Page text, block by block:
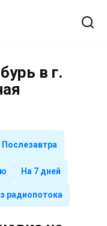
в г.
Послезавтра
На 7 дней
радиопотока